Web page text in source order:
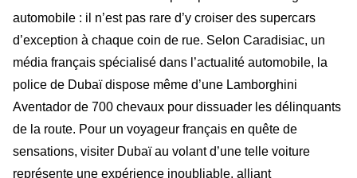
automobile : il n’est pas rare d’y croiser des supercars
d’exception à chaque coin de rue. Selon Caradisiac, un
média français spécialisé dans l’actualité automobile, la
police de Dubaï dispose même d’une Lamborghini
Aventador de 700 chevaux pour dissuader les délinquants
de la route. Pour un voyageur français en quête de
sensations, visiter Dubaï au volant d’une telle voiture
représente une expérience inoubliable, alliant